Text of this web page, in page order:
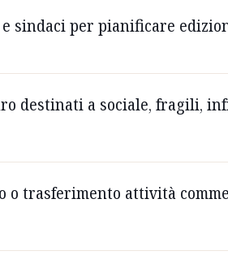
sindaci per pianificare
destinati a sociale, fragili,
o trasferimento attività